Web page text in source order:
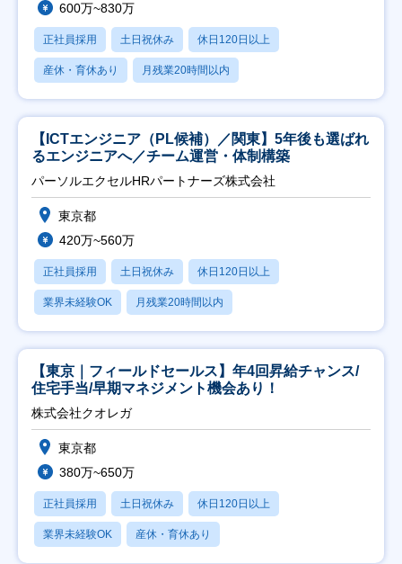
600万~830万
正社員採用 土日祝休み 休日120日以上
産休・育休あり 月残業20時間以内
【ICTエンジニア（PL候補）／関東】5年後も選ばれ
るエンジニアへ／チーム運営・体制構築
パーソルエクセルHRパートナーズ株式会社
東京都
420万~560万
正社員採用 土日祝休み 休日120日以上
業界未経験OK 月残業20時間以内
【東京｜フィールドセールス】年4回昇給チャンス/
住宅手当/早期マネジメント機会あり！
株式会社クオレガ
東京都
380万~650万
正社員採用 土日祝休み 休日120日以上
業界未経験OK 産休・育休あり